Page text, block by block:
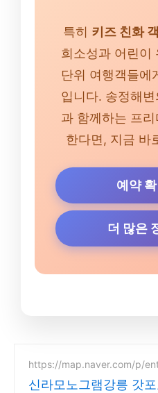
특히 키즈 친화
희소성과 어린이
단위 여행객들에
입니다. 송정해
과 함께하는 프
한다면, 지금 바
예약 확
더 많은
https://map.naver.com/p/
신라모노그램강릉 갓포